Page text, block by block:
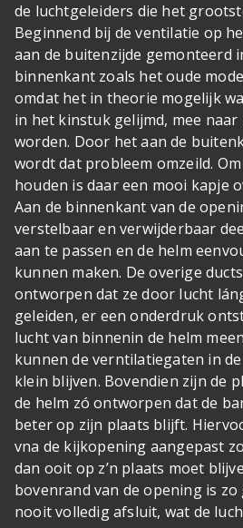
de luchtgeleiders die het
Beginnend bij de ventilatie op
aan de buitenzijde gemonteerd
binnenkant zoals het oude
omdat het in theorie mogelijk
in het kinstuk gelijmd, mee
worden. Door het aan de
wordt dat probleem omzeild.
houden is daar een mooi kapje
Aan de binnenkant van de
verstelbaar en verwijderbaar
aan te passen en de helm
kunnen maken. De overige
ontworpen dat ze door lucht
geleiden, er een onderdruk
lucht van binnenin de helm
kunnen de verntilatiegaten in
klein blijven. Bovendien zijn de
de helm zó ontworpen dat de
beter op zijn plaats blijft.
vna de kijkopening aangepast
dan ooit op z’n plaats moet
bovenrand van de opening is
nooit volledig afsluit, wat de